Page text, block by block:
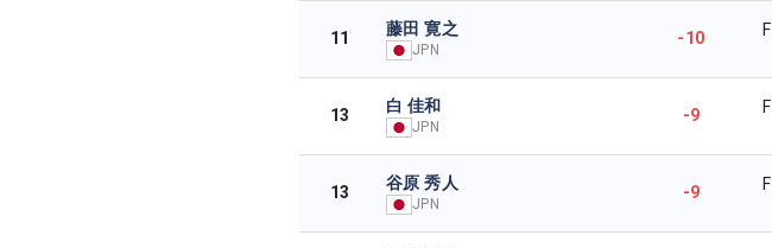
11 藤田 寛之
JPN
-10 F
13 白 佳和
JPN
-9 F
13 谷原 秀人
JPN
-9 F